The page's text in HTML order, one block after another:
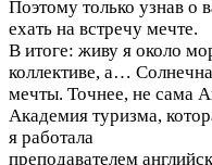
Поэтому только узнав о
ехать на встречу мечте.
В итоге: живу я около
коллективе, а…
мечты. Точнее, не сама
Академия туризма,
я работала
преподавателем